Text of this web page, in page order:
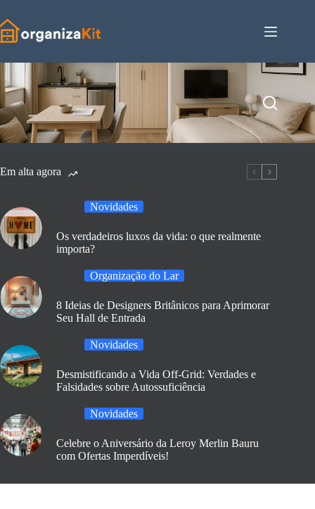
para
o
conteúdo
Em alta agora
Novidades
Os verdadeiros luxos da vida: o que realmente
importa?
Organização do Lar
8 Ideias de Designers Britânicos para Aprimorar
Seu Hall de Entrada
Novidades
Desmistificando a Vida Off-Grid: Verdades e
Falsidades sobre Autossuficiência
Novidades
Celebre o Aniversário da Leroy Merlin Bauru
com Ofertas Imperdíveis!